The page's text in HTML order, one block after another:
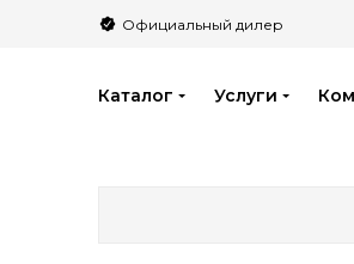
Официальный дилер
Каталог Услуги